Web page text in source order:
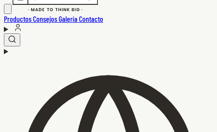
ProductosConsejosGaleríaContacto